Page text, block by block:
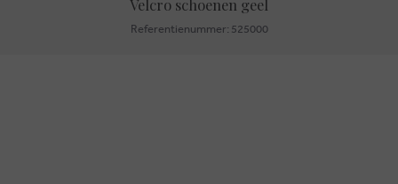
Velcro schoenen geel
Referentienummer: 525000